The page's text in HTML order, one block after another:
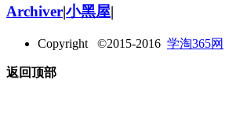
Archiver|小黑屋|
Copyright ©2015-2016 学淘365网
返回顶部